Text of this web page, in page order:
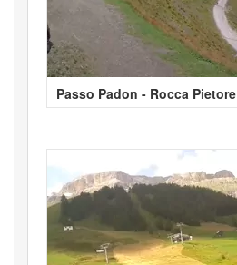
Passo Padon - Rocca Pietore